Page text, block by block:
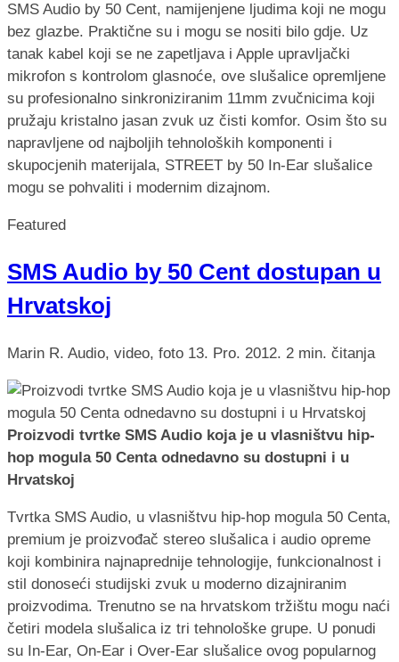
SMS Audio by 50 Cent, namijenjene ljudima koji ne mogu
bez glazbe. Praktične su i mogu se nositi bilo gdje. Uz
tanak kabel koji se ne zapetljava i Apple upravljački
mikrofon s kontrolom glasnoće, ove slušalice opremljene
su profesionalno sinkroniziranim 11mm zvučnicima koji
pružaju kristalno jasan zvuk uz čisti komfor. Osim što su
napravljene od najboljih tehnoloških komponenti i
skupocjenih materijala, STREET by 50 In-Ear slušalice
mogu se pohvaliti i modernim dizajnom.
Featured
SMS Audio by 50 Cent dostupan u
Hrvatskoj
Marin R. Audio, video, foto 13. Pro. 2012. 2 min. čitanja
Proizvodi tvrtke SMS Audio koja je u vlasništvu hip-
hop mogula 50 Centa odnedavno su dostupni i u
Hrvatskoj
Tvrtka SMS Audio, u vlasništvu hip-hop mogula 50 Centa,
premium je proizvođač stereo slušalica i audio opreme
koji kombinira najnaprednije tehnologije, funkcionalnost i
stil donoseći studijski zvuk u moderno dizajniranim
proizvodima. Trenutno se na hrvatskom tržištu mogu naći
četiri modela slušalica iz tri tehnološke grupe. U ponudi
su In-Ear, On-Ear i Over-Ear slušalice ovog popularnog